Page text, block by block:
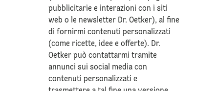
pubblicitarie e interazioni con i siti
web o le newsletter Dr. Oetker), al fine
di fornirmi contenuti personalizzati
(come ricette, idee e offerte). Dr.
Oetker può contattarmi tramite
annunci sui social media con
contenuti personalizzati e